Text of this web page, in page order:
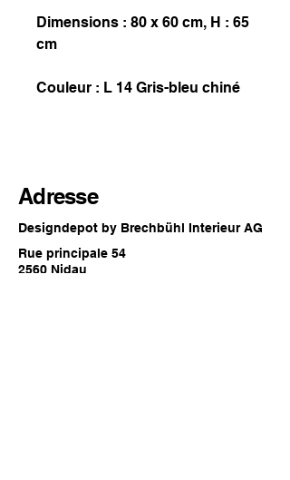
Dimensions : 80 x 60 cm, H : 65
cm
Couleur : L 14 Gris-bleu chiné
Adresse
Designdepot by Brechbühl Interieur AG
Rue principale 54
2560 Nidau